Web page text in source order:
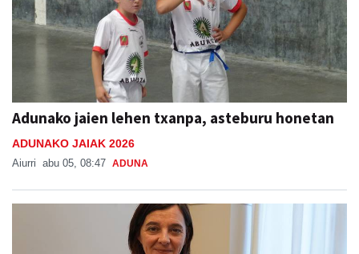
Adunako jaien lehen txanpa, asteburu honetan
ADUNAKO JAIAK 2026
Aiurri abu 05, 08:47 ADUNA